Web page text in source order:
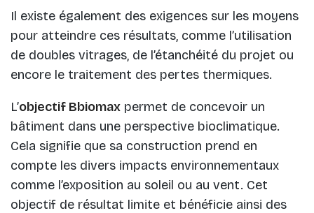
Il existe également des exigences sur les moyens
pour atteindre ces résultats, comme l’utilisation
de doubles vitrages, de l’étanchéité du projet ou
encore le traitement des pertes thermiques.
L’objectif Bbiomax permet de concevoir un
bâtiment dans une perspective bioclimatique.
Cela signifie que sa construction prend en
compte les divers impacts environnementaux
comme l’exposition au soleil ou au vent. Cet
objectif de résultat limite et bénéficie ainsi des